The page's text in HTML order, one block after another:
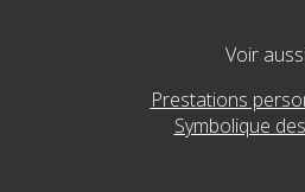
Voir
Prestations
Symbolique